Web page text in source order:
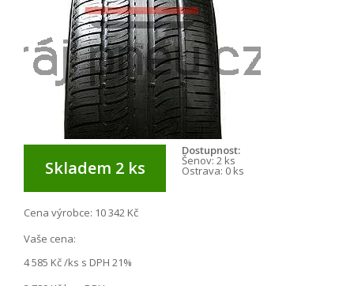
Skladem 2 ks
Dostupnost:
Šenov: 2 ks
Ostrava: 0 ks
Cena výrobce: 10 342 Kč
Vaše cena:
4 585 Kč/ks s DPH 21%